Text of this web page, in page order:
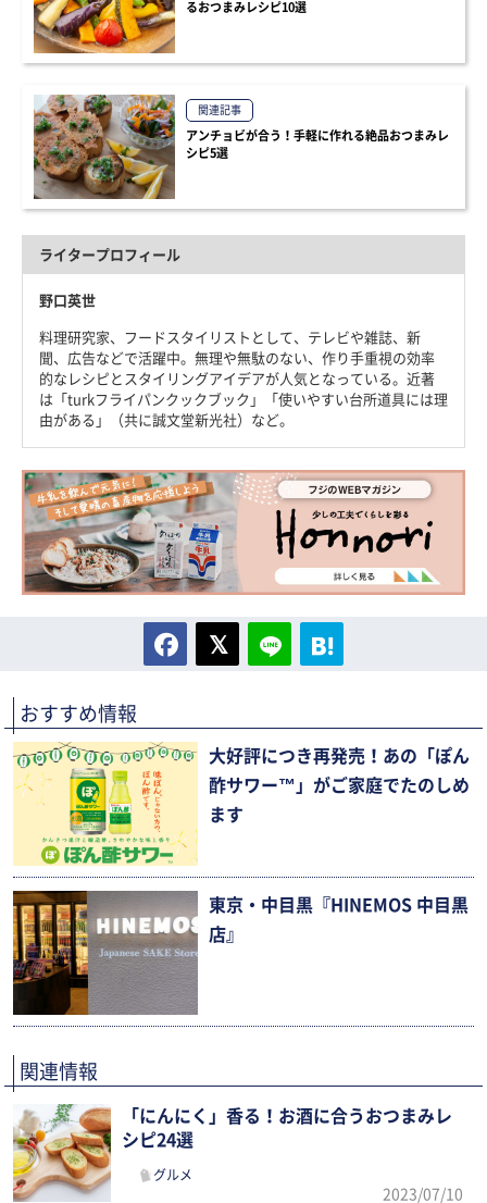
るおつまみレシピ10選
関連記事
アンチョビが合う！手軽に作れる絶品おつまみレ
シピ5選
ライタープロフィール
野口英世
料理研究家、フードスタイリストとして、テレビや雑誌、新
聞、広告などで活躍中。無理や無駄のない、作り手重視の効率
的なレシピとスタイリングアイデアが人気となっている。近著
は「turkフライパンクックブック」「使いやすい台所道具には理
由がある」（共に誠文堂新光社）など。
おすすめ情報
大好評につき再発売！あの「ぽん
酢サワー™」がご家庭でたのしめ
ます
東京・中目黒『HINEMOS 中目黒
店』
関連情報
「にんにく」香る！お酒に合うおつまみレ
シピ24選
グルメ
2023/07/10